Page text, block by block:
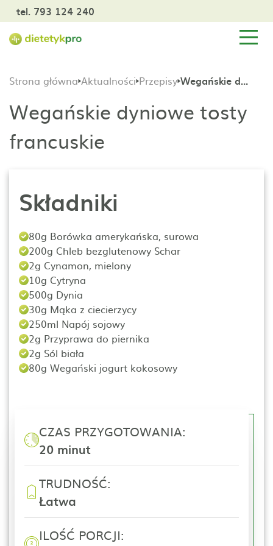
tel. 793 124 240
Strona główna Aktualności Przepisy Wegańskie dyniowe tosty francuskie
Wegańskie dyniowe tosty
francuskie
Składniki
80g Borówka amerykańska, surowa
200g Chleb bezglutenowy Schar
2g Cynamon, mielony
10g Cytryna
500g Dynia
30g Mąka z ciecierzycy
250ml Napój sojowy
2g Przyprawa do piernika
2g Sól biała
80g Wegański jogurt kokosowy
CZAS PRZYGOTOWANIA:
20 minut
TRUDNOŚĆ:
Łatwa
ILOŚĆ PORCJI: